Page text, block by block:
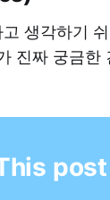
생각하기
진짜 궁금한